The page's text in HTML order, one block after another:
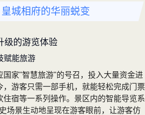
城相府的华丽蜕变
级的游览体验
赋能旅游
国家"智慧旅游"的号召，投入大量资金进
，游客只需一部手机，就能轻松完成门票
住宿等一系列操作。景区内的智能导览系
场景生动地呈现在游客眼前，让游客仿